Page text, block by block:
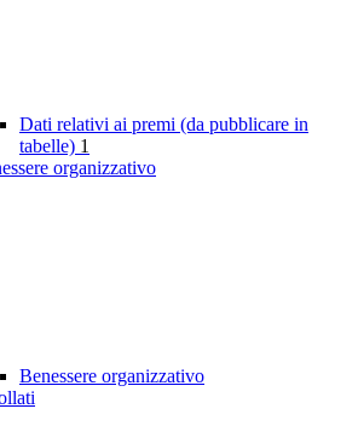
Dati relativi ai premi (da pubblicare in
tabelle) 1
organizzativo
Benessere organizzativo